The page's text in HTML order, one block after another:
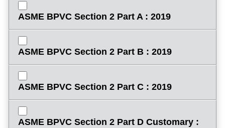
ASME BPVC Section 2 Part A : 2019
ASME BPVC Section 2 Part B : 2019
ASME BPVC Section 2 Part C : 2019
ASME BPVC Section 2 Part D Customary :